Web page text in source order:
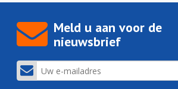
Meld u aan voor de
nieuwsbrief